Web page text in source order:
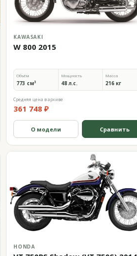
KAWASAKI
W 800 2015
Объём
773 см³
Мощность
48 л.с.
Масса
216 кг
Средняя цена в архиве
361 748 ₽
О модели Сравнить
HONDA